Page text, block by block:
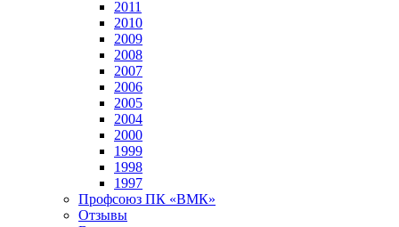
2011
2010
2009
2008
2007
2006
2005
2004
2000
1999
1998
1997
Профсоюз ПК «ВМК»
Отзывы